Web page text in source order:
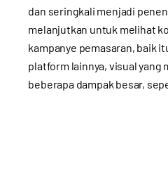
dan seringkali menjadi
melanjutkan untuk melihat
kampanye pemasaran, baik
platform lainnya, visual yang
beberapa dampak besar,